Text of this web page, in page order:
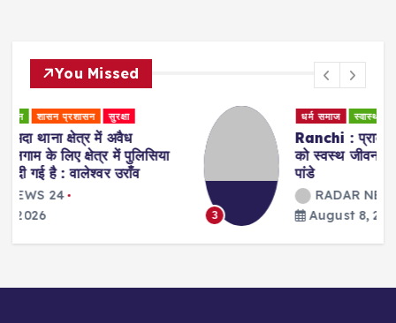
You Missed
3
धर्म समाज स्वास्थ्य एवं चिकित्सा
Ranchi : प्राकृतिक चिकित्सा के जरिए मरीजों
को स्वस्थ जीवन की राह दिखा रहीं डॉ. अरवशी
पांडे
RADAR NEWS 24
August 8, 2026